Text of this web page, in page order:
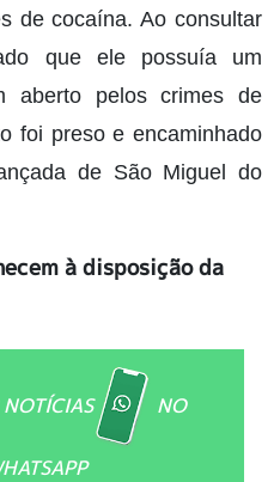
de cocaína. Ao consultar
que ele possuía um
aberto pelos crimes de
foi preso e encaminhado
de São Miguel do
à disposição da
NO